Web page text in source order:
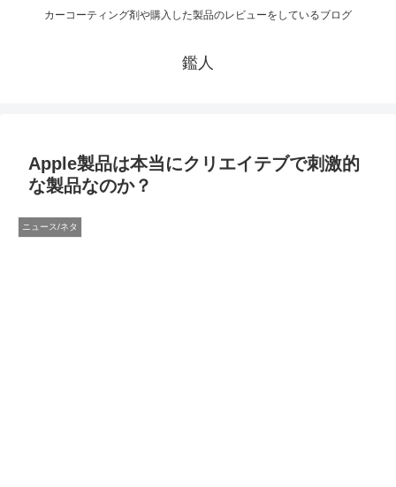
カーコーティング剤や購入した製品のレビューをしているブログ
鑑人
Apple製品は本当にクリエイテブで刺激的
な製品なのか？
ニュース/ネタ